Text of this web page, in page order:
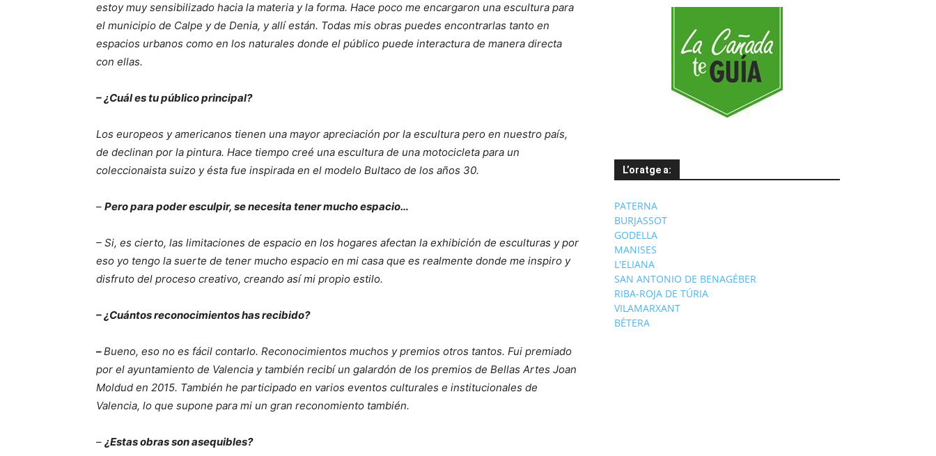
estoy muy sensibilizado hacia la materia y la forma. Hace poco me encargaron una escultura para
el municipio de Calpe y de Denia, y allí están. Todas mis obras puedes encontrarlas tanto en
espacios urbanos como en los naturales donde el público puede interactura de manera directa
con ellas.
– ¿Cuál es tu público principal?
Los europeos y americanos tienen una mayor apreciación por la escultura pero en nuestro país,
de declinan por la pintura. Hace tiempo creé una escultura de una motocicleta para un
coleccionaista suizo y ésta fue inspirada en el modelo Bultaco de los años 30.
– Pero para poder esculpir, se necesita tener mucho espacio…
– Si, es cierto, las limitaciones de espacio en los hogares afectan la exhibición de esculturas y por
eso yo tengo la suerte de tener mucho espacio en mi casa que es realmente donde me inspiro y
disfruto del proceso creativo, creando así mi propio estilo.
– ¿Cuántos reconocimientos has recibido?
–Bueno, eso no es fácil contarlo. Reconocimientos muchos y premios otros tantos. Fui premiado
por el ayuntamiento de Valencia y también recibí un galardón de los premios de Bellas Artes Joan
Moldud en 2015. También he participado en varios eventos culturales e institucionales de
Valencia, lo que supone para mi un gran reconomiento también.
– ¿Estas obras son asequibles?
L’oratge a:
PATERNA
BURJASSOT
GODELLA
MANISES
L'ELIANA
SAN ANTONIO DE BENAGÉBER
RIBA-ROJA DE TÚRIA
VILAMARXANT
BÉTERA